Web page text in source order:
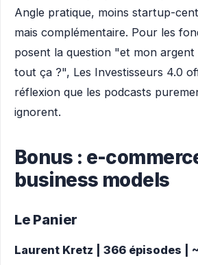
Angle pratique, moins startup-
mais complémentaire. Pour les
posent la question "et mon argent
tout ça ?", Les Investisseurs 4.0
réflexion que les podcasts
ignorent.
Bonus : e-
business models
Le Panier
Laurent Kretz | 366 épisodes |